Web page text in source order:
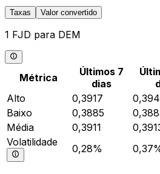
Taxas Valor convertido
1 FJD para DEM
Métrica
Últimos 7
dias
Alto
0,3917
Baixo
0,3885
Média
0,3911
Volatilidade
0,28%